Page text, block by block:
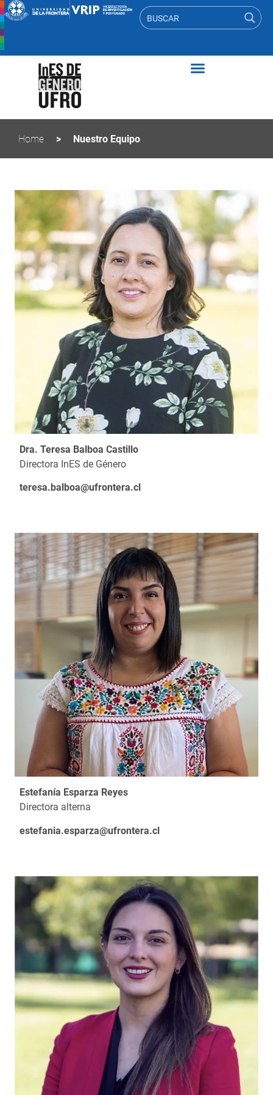
Home > Nuestro Equipo
Dra. Teresa Balboa Castillo
Directora InES de Género
teresa.balboa@ufrontera.cl
Estefanía Esparza Reyes
Directora alterna
estefania.esparza@ufrontera.cl